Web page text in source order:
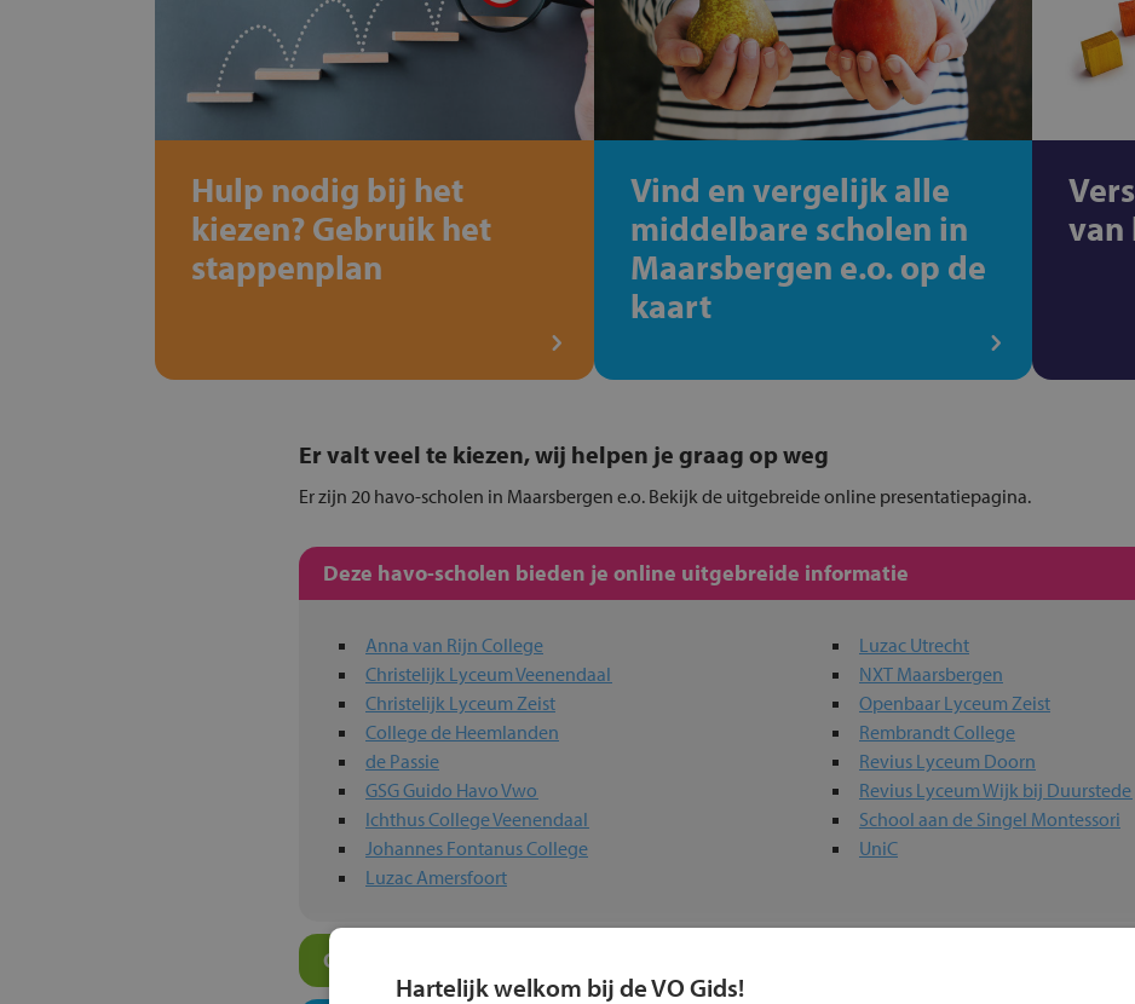
Hulp nodig bij het
kiezen? Gebruik het
stappenplan
Vind en vergelijk alle
middelbare scholen in
Maarsbergen e.o. op de
kaart
van
Er valt veel te kiezen, wij helpen je graag op weg
Er zijn 20 havo-scholen in Maarsbergen e.o. Bekijk de uitgebreide online presentatiepagina.
Deze havo-scholen bieden je online uitgebreide informatie
Anna van Rijn College
Christelijk Lyceum Veenendaal
Christelijk Lyceum Zeist
College de Heemlanden
de Passie
GSG Guido Havo Vwo
Ichthus College Veenendaal
Johannes Fontanus College
Luzac Amersfoort
Luzac Utrecht
NXT Maarsbergen
Openbaar Lyceum Zeist
Rembrandt College
Revius Lyceum Doorn
Revius Lyceum Wijk bij Duurstede
School aan de Singel Montessori
UniC
Overige havo-scholen in jouw regio
Hartelijk welkom bij de VO Gids!